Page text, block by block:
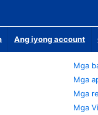
Ang iyong account
Mga
Mga
Mga
Mga